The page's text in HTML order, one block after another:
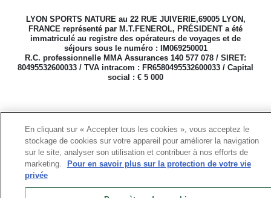
LYON SPORTS NATURE au 22 RUE JUIVERIE,69005 LYON,
FRANCE représenté par M.T.FENEROL, PRÉSIDENT a été
immatriculé au registre des opérateurs de voyages et de
séjours sous le numéro : IM069250001
R.C. professionnelle MMA Assurances 140 577 078 / SIRET:
80495532600033 / TVA intracom : FR6580495532600033 / Capital
social : € 5 000
En cliquant sur « Accepter tous les cookies », vous acceptez le
stockage de cookies sur votre appareil pour améliorer la navigation
sur le site, analyser son utilisation et contribuer à nos efforts de
marketing.
Pour en savoir plus sur la protection de votre vie
privée